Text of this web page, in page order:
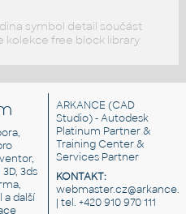
symbol detail součást
kolekce free block library
3ds
a další
ARKANCE (CAD
Studio) - Autodesk
Platinum Partner &
Training Center &
Services Partner
KONTAKT:
| tel. +420 910 970 111